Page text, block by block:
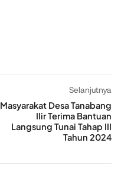
Selanjutnya
Masyarakat Desa Tanabang
Ilir Terima Bantuan
Langsung Tunai Tahap III
Tahun 2024